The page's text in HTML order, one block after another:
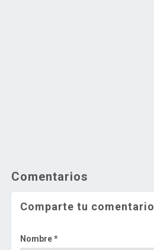
Comentarios
Comparte tu comentario
Nombre *